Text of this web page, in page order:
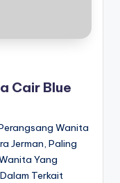
Cair Blue
Wanita
Jerman, Paling
Yang
Terkait